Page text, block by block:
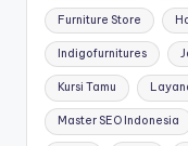
Furniture Store
Indigofurnitures
Kursi Tamu
Master SEO Indonesia